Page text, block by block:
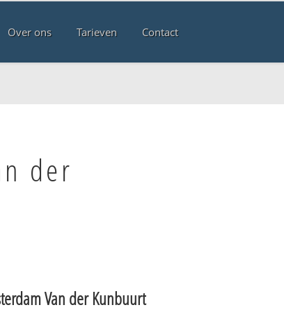
Over ons Tarieven Contact
der
Van der Kunbuurt